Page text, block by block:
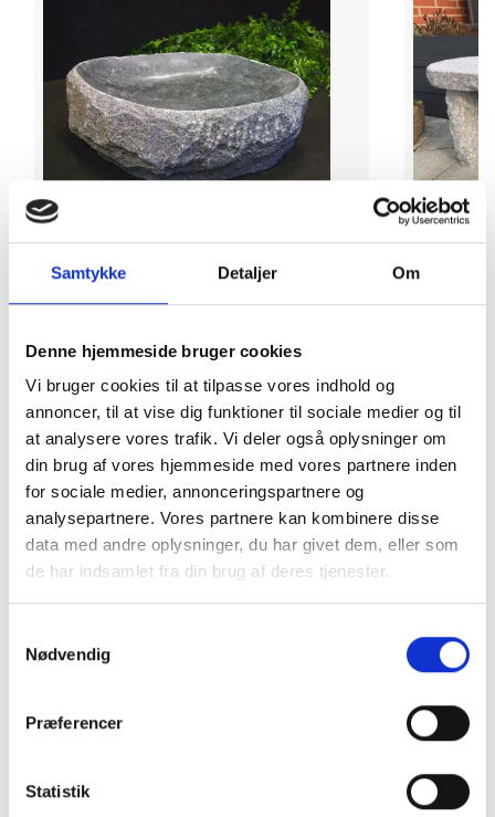
Samtykke Detaljer Om
Denne hjemmeside bruger cookies
Vi bruger cookies til at tilpasse vores indhold og
annoncer, til at vise dig funktioner til sociale medier og til
at analysere vores trafik. Vi deler også oplysninger om
din brug af vores hjemmeside med vores partnere inden
for sociale medier, annonceringspartnere og
analysepartnere. Vores partnere kan kombinere disse
data med andre oplysninger, du har givet dem, eller som
de har indsamlet fra din brug af deres tjenester.
Nødvendig
Præferencer
Statistik
Andre kommuner hvor vi
leverer granit fra dag til dag
Herning
Holstebro
Struer
Syddjurs
Norddjurs
Favrskov
Odder
Randers
Silkeborg
Århus
Ringkøbing-Skjern
Viborg